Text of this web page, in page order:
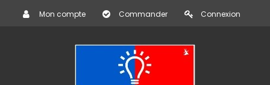
Mon compte Commander Connexion